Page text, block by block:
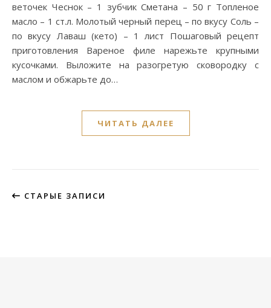
веточек Чеснок – 1 зубчик Сметана – 50 г Топленое
масло – 1 ст.л. Молотый черный перец – по вкусу Соль –
по вкусу Лаваш (кето) – 1 лист Пошаговый рецепт
приготовления Вареное филе нарежьте крупными
кусочками. Выложите на разогретую сковородку с
маслом и обжарьте до…
ЧИТАТЬ ДАЛЕЕ
СТАРЫЕ ЗАПИСИ